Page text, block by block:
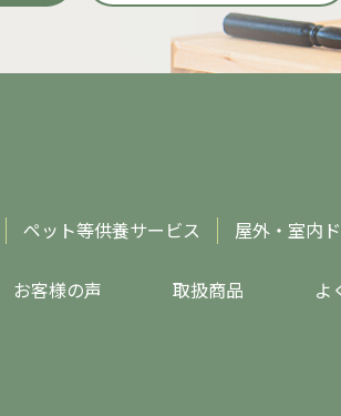
ペット等供養サービス 屋外・室内
お客様の声 取扱商品 よ